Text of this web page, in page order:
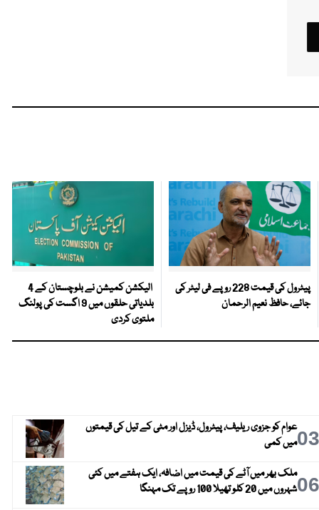
پیٹرول کی قیمت 228 روپے فی لیٹر کی
جائے، حافظ نعیم الرحمان
الیکشن کمیشن نے بلوچستان کے 4
بلدیاتی حلقوں میں 9 اگست کی پولنگ
ملتوی کردی
03عوام کو جزوی ریلیف، پیٹرول، ڈیزل اور مٹی کے تیل کی قیمتوں
میں کمی
06ملک بھر میں آٹے کی قیمت میں اضافہ، ایک ہفتے میں کئی
شہروں میں 20 کلو تھیلا 100 روپے تک مہنگا